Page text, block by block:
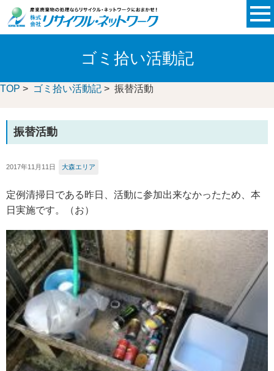
ゴミ拾い活動記
TOP > ゴミ拾い活動記 > 振替活動
振替活動
2017年11月11日 大森エリア
定例清掃日である昨日、活動に参加出来なかったため、本
日実施です。（お）